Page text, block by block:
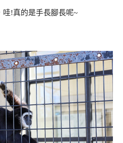
哇!真的是手長腳長呢~